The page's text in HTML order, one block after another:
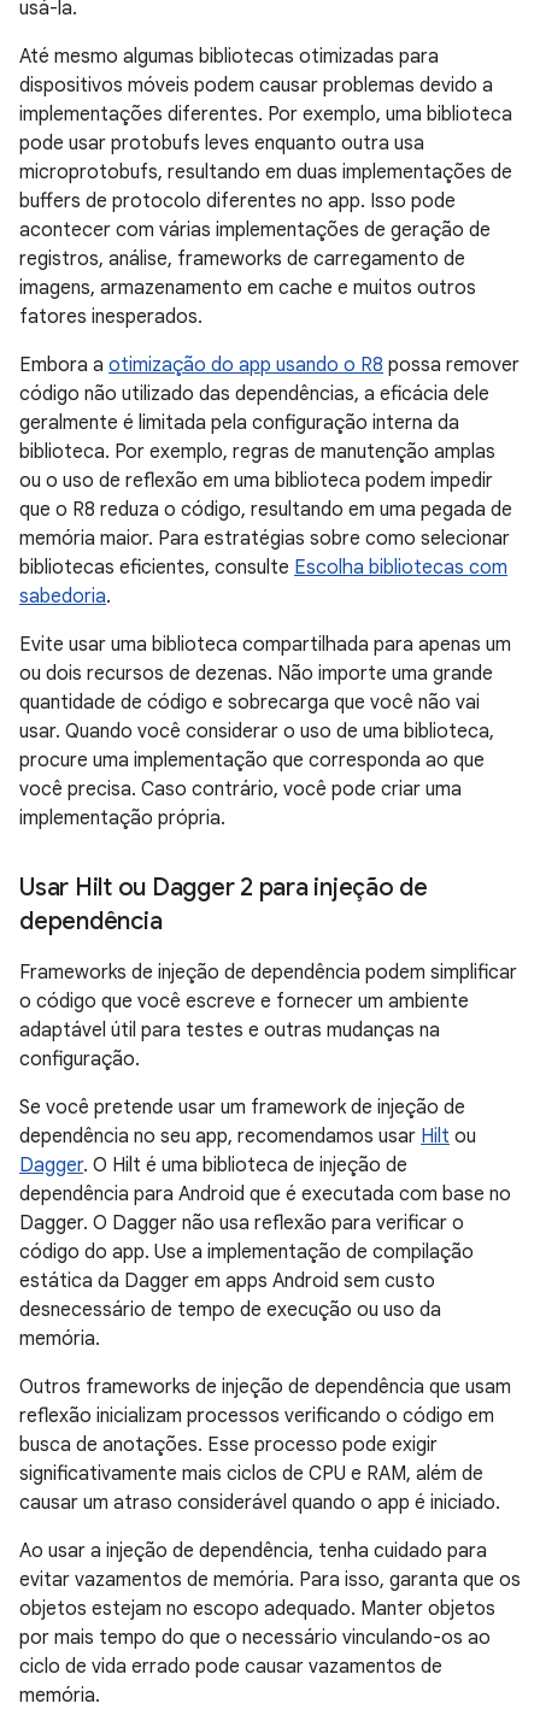
usá-la.
Até mesmo algumas bibliotecas otimizadas para
dispositivos móveis podem causar problemas devido a
implementações diferentes. Por exemplo, uma biblioteca
pode usar protobufs leves enquanto outra usa
microprotobufs, resultando em duas implementações de
buffers de protocolo diferentes no app. Isso pode
acontecer com várias implementações de geração de
registros, análise, frameworks de carregamento de
imagens, armazenamento em cache e muitos outros
fatores inesperados.
Embora a otimização do app usando o R8 possa remover
código não utilizado das dependências, a eficácia dele
geralmente é limitada pela configuração interna da
biblioteca. Por exemplo, regras de manutenção amplas
ou o uso de reflexão em uma biblioteca podem impedir
que o R8 reduza o código, resultando em uma pegada de
memória maior. Para estratégias sobre como selecionar
bibliotecas eficientes, consulte Escolha bibliotecas com
sabedoria.
Evite usar uma biblioteca compartilhada para apenas um
ou dois recursos de dezenas. Não importe uma grande
quantidade de código e sobrecarga que você não vai
usar. Quando você considerar o uso de uma biblioteca,
procure uma implementação que corresponda ao que
você precisa. Caso contrário, você pode criar uma
implementação própria.
Usar Hilt ou Dagger 2 para injeção de
dependência
Frameworks de injeção de dependência podem simplificar
o código que você escreve e fornecer um ambiente
adaptável útil para testes e outras mudanças na
configuração.
Se você pretende usar um framework de injeção de
dependência no seu app, recomendamos usar Hilt ou
Dagger. O Hilt é uma biblioteca de injeção de
dependência para Android que é executada com base no
Dagger. O Dagger não usa reflexão para verificar o
código do app. Use a implementação de compilação
estática da Dagger em apps Android sem custo
desnecessário de tempo de execução ou uso da
memória.
Outros frameworks de injeção de dependência que usam
reflexão inicializam processos verificando o código em
busca de anotações. Esse processo pode exigir
significativamente mais ciclos de CPU e RAM, além de
causar um atraso considerável quando o app é iniciado.
Ao usar a injeção de dependência, tenha cuidado para
evitar vazamentos de memória. Para isso, garanta que os
objetos estejam no escopo adequado. Manter objetos
por mais tempo do que o necessário vinculando-os ao
ciclo de vida errado pode causar vazamentos de
memória.